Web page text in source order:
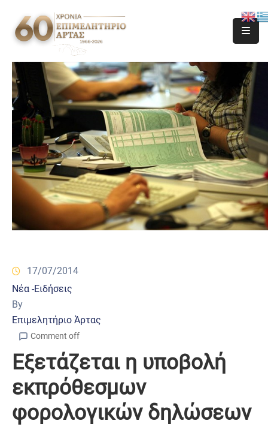
17/07/2014
Νέα -Ειδήσεις
By
Επιμελητήριο Άρτας
Comment off
Εξετάζεται η υποβολή
εκπρόθεσμων
φορολογικών δηλώσεων